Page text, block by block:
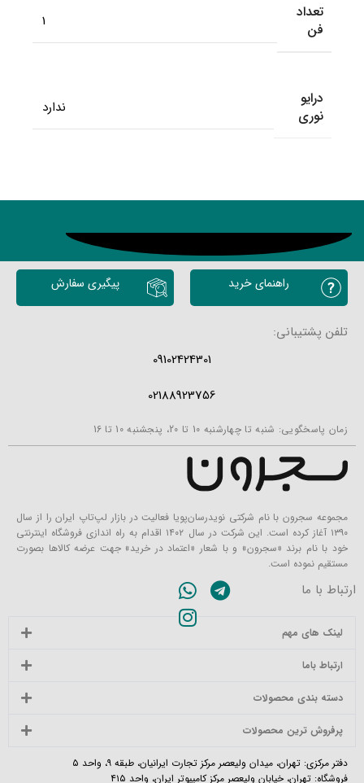
تعداد
فن
1
درایو
نوری
ندارد
محصولات مشابه
راهنمای خرید پیگیری سفارش
تلفن پشتیبانی:
09102424301
02188923756
زمان پاسخگویی: شنبه تا چهارشنبه 10 تا 20، پنجشنبه 10 تا 16
مجموعه سجرون با نام شرکتی نویدرسان‌پویا فعالیت در بازار لپ‌تاپ ایران را از سال
۱۳۹۰ آغاز کرده است. این شرکت در سال ۱۴۰۲ اقدام به راه اندازی فروشگاه اینترنتی
خود با نام برند «سجرون» و با شعار «اعتماد در خرید» جهت عرضه کالاها بصورت
مستقیم نموده است.
ارتباط با ما
لینک های مهم
ارتباط باما
دسته بندی محصولات
پرفروش ترین محصولات
دفتر مرکزی: تهران، میدان ولیعصر مرکز تجارت ایرانیان، طبقه ۹، واحد ۵
فروشگاه: تهران، خیابان ولیعصر مرکز کامپیوتر ایران، واحد ۴۱۵